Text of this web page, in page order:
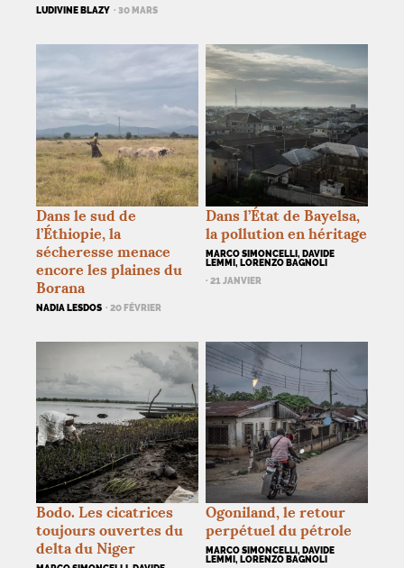
LUDIVINE BLAZY · 30 MARS
Dans le sud de
l’Éthiopie, la
sécheresse menace
encore les plaines du
Borana
NADIA LESDOS · 20 FÉVRIER
Dans l’État de Bayelsa,
la pollution en héritage
MARCO SIMONCELLI, DAVIDE
LEMMI, LORENZO BAGNOLI
· 21 JANVIER
Bodo. Les cicatrices
toujours ouvertes du
delta du Niger
Ogoniland, le retour
perpétuel du pétrole
MARCO SIMONCELLI, DAVIDE
LEMMI, LORENZO BAGNOLI